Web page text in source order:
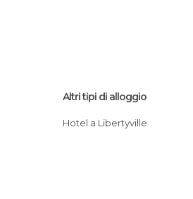
Altri tipi di alloggio
Hotel a Libertyville